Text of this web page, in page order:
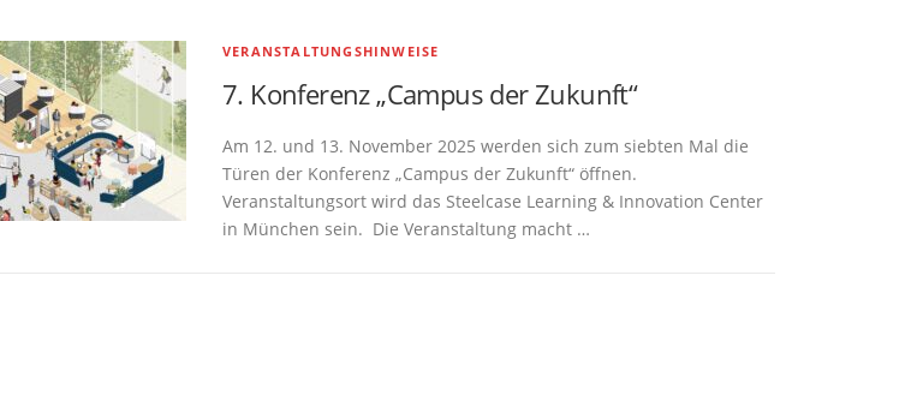
VERANSTALTUNGSHINWEISE
7. Konferenz „Campus der Zukunft“
Am 12. und 13. November 2025 werden sich zum siebten Mal die
Türen der Konferenz „Campus der Zukunft“ öffnen.
Veranstaltungsort wird das Steelcase Learning & Innovation Center
in München sein. Die Veranstaltung macht …